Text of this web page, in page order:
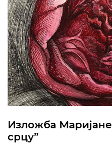
Изложба
срцу”